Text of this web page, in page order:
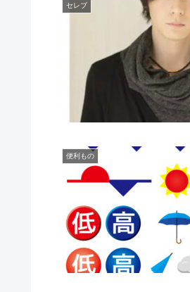
セレブ
便利もの